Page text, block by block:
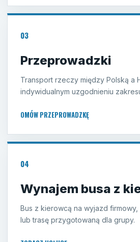
03
Przeprowadzki
Transport rzeczy między Polską a
indywidualnym uzgodnieniu
OMÓW PRZEPROWADZKĘ
04
Wynajem busa z
Bus z kierowcą na wyjazd
lub trasę przygotowaną dla grupy.